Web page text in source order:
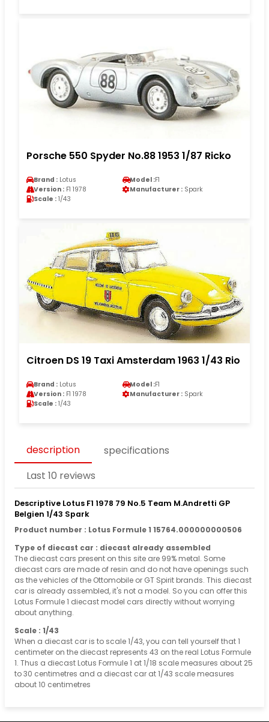
Porsche 550 Spyder No.88 1953 1/87 Ricko
Brand : Lotus Model :F1
Version : F1 1978 Manufacturer : Spark
Scale : 1/43
Citroen DS 19 Taxi Amsterdam 1963 1/43 Rio
Brand : Lotus Model :F1
Version : F1 1978 Manufacturer : Spark
Scale : 1/43
description
specifications
Last 10 reviews
Descriptive Lotus F1 1978 79 No.5 Team M.Andretti GP
Belgien 1/43 Spark
Product number : Lotus Formule 1 15764.000000000506
Type of diecast car : diecast already assembled
The diecast cars present on this site are 99% metal. Some
diecast cars are made of resin and do not have openings such
as the vehicles of the Ottomobile or GT Spirit brands. This diecast
car is already assembled, it's not a model. So you can offer this
Lotus Formule 1 diecast model cars directly without worrying
about anything.
Scale : 1/43
When a diecast car is to scale 1/43, you can tell yourself that 1
centimeter on the diecast represents 43 on the real Lotus Formule
1. Thus a diecast Lotus Formule 1 at 1/18 scale measures about 25
to 30 centimetres and a diecast car at 1/43 scale measures
about 10 centimetres